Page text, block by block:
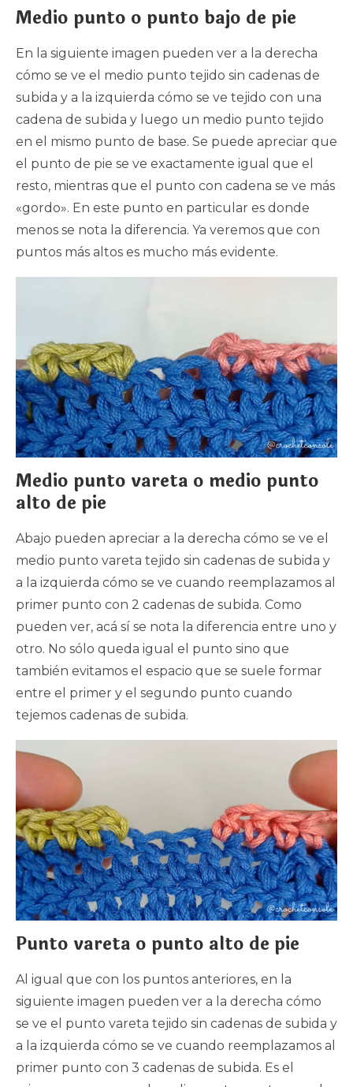
Medio punto o punto bajo de pie
En la siguiente imagen pueden ver a la derecha
cómo se ve el medio punto tejido sin cadenas de
subida y a la izquierda cómo se ve tejido con una
cadena de subida y luego un medio punto tejido
en el mismo punto de base. Se puede apreciar que
el punto de pie se ve exactamente igual que el
resto, mientras que el punto con cadena se ve más
«gordo». En este punto en particular es donde
menos se nota la diferencia. Ya veremos que con
puntos más altos es mucho más evidente.
Medio punto vareta o medio punto
alto de pie
Abajo pueden apreciar a la derecha cómo se ve el
medio punto vareta tejido sin cadenas de subida y
a la izquierda cómo se ve cuando reemplazamos al
primer punto con 2 cadenas de subida. Como
pueden ver, acá sí se nota la diferencia entre uno y
otro. No sólo queda igual el punto sino que
también evitamos el espacio que se suele formar
entre el primer y el segundo punto cuando
tejemos cadenas de subida.
Punto vareta o punto alto de pie
Al igual que con los puntos anteriores, en la
siguiente imagen pueden ver a la derecha cómo
se ve el punto vareta tejido sin cadenas de subida y
a la izquierda cómo se ve cuando reemplazamos al
primer punto con 3 cadenas de subida. Es el